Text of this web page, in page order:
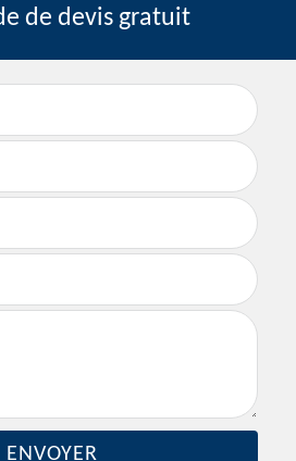
de devis gratuit